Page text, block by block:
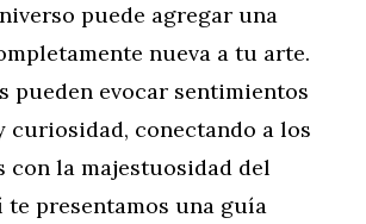
puede agregar una
nueva a tu arte.
pueden evocar sentimientos
curiosidad, conectando a los
con la majestuosidad del
te presentamos una guía